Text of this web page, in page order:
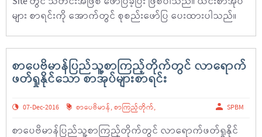
များ စာရင်းကို အောက်တွင် စုစည်းဖော်ပြ ပေးထားပါသည်။
စာပေဗိမာန်ပြည်သူ့စာကြည့်တိုက်တွင် လာရောက်
ဖတ်ရှုနိုင်သော စာအုပ်များစာရင်း
07-Dec-2016 စာပေဗိမာန်,စာကြည့်တိုက်, SPBM
စာပေဗိမာန်ပြည်သူ့စာကြည့်တိုက်တွင် လာရောက်ဖတ်ရှုနိုင်